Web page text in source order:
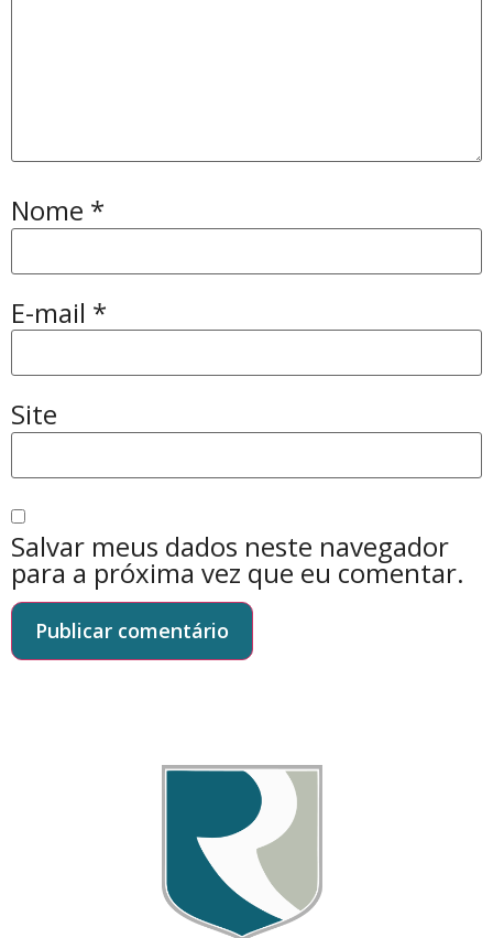
Nome *
E-mail *
Site
Salvar meus dados neste navegador
para a próxima vez que eu comentar.